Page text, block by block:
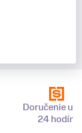
Doručenie už
24 hodín